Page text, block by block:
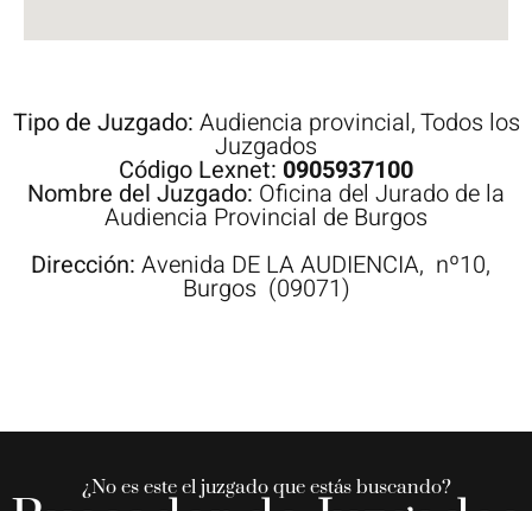
Tipo de Juzgado: Audiencia provincial,Todos los
Juzgados
Código Lexnet: 0905937100
Nombre del Juzgado: Oficina del Jurado de la
Audiencia Provincial de Burgos
Dirección: Avenida DE LA AUDIENCIA, nº10,
Burgos (09071)
¿No es este el juzgado que estás buscando?